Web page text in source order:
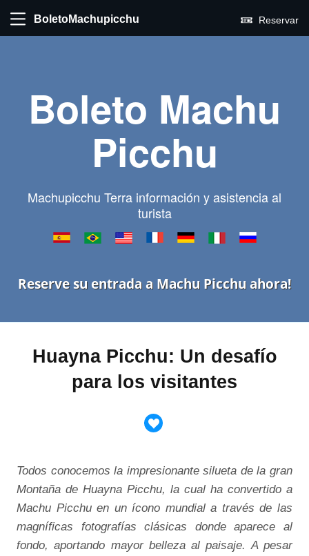
BoletoMachupicchu Reservar
Boleto Machu
Picchu
Machupicchu Terra información y asistencia al
turista
Reserve su entrada a Machu Picchu ahora!
Huayna Picchu: Un desafío
para los visitantes
Todos conocemos la impresionante silueta de la gran
Montaña de Huayna Picchu, la cual ha convertido a
Machu Picchu en un ícono mundial a través de las
magníficas fotografías clásicas donde aparece al
fondo, aportando mayor belleza al paisaje. A pesar